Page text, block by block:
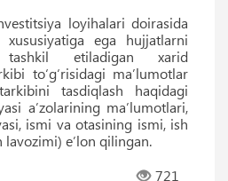
loyihalari doirasida
ega hujjatlarni
etiladigan xarid
to‘g‘risidagi maʼlumotlar
tasdiqlash haqidagi
aʼzolarining maʼlumotlari,
ismi va otasining ismi, ish
eʼlon qilingan.
721